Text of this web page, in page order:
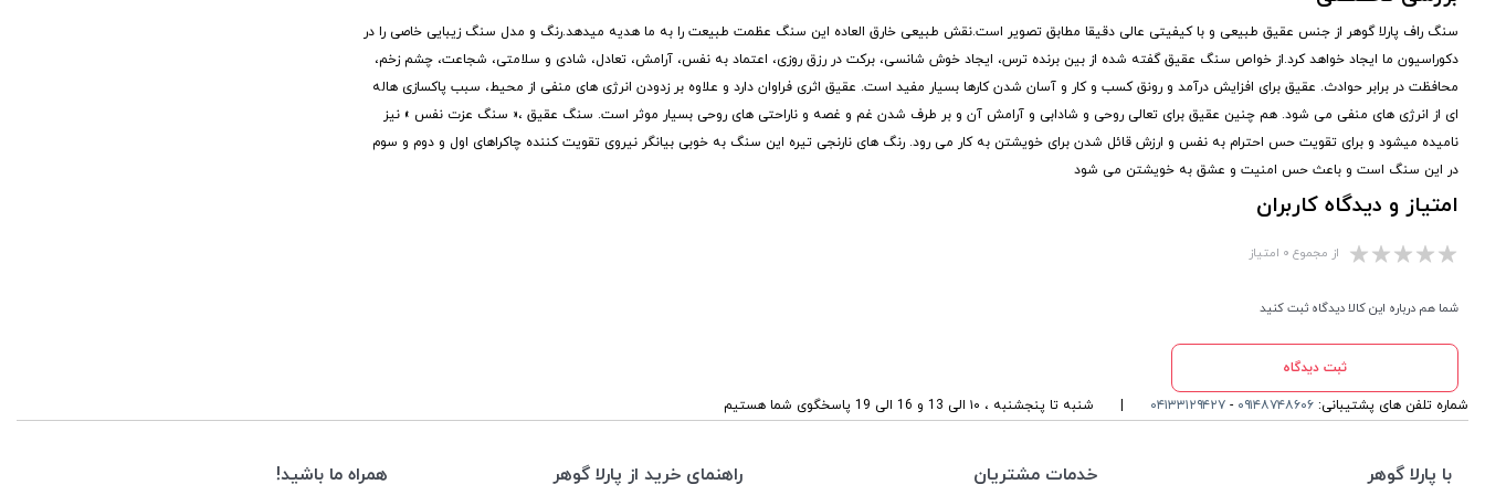
سنگ راف پارلا گوهر از جنس عقیق طبیعی و با کیفیتی عالی دقیقا مطابق تصویر است.نقش طبیعی خارق العاده این سنگ عظمت طبیعت را به ما هدیه میدهد.رنگ و مدل سنگ زیبایی خاصی را در
دکوراسیون ما ایجاد خواهد کرد.از خواص سنگ عقیق گفته شده از بین برنده ترس، ایجاد خوش شانسی، برکت در رزق روزی، اعتماد به نفس، آرامش، تعادل، شادی و سلامتی، شجاعت، چشم زخم،
محافظت در برابر حوادث. عقیق برای افزایش درآمد و رونق کسب و کار و آسان شدن کارها بسیار مفید است. عقیق اثری فراوان دارد و علاوه بر زدودن انرژی های منفی از محیط، سبب پاکسازی هاله
ای از انرژی های منفی می شود. هم چنین عقیق برای تعالی روحی و شادابی و آرامش آن و بر طرف شدن غم و غصه و ناراحتی های روحی بسیار موثر است. سنگ عقیق ،« سنگ عزت نفس » نیز
نامیده میشود و برای تقویت حس احترام به نفس و ارزش قائل شدن برای خویشتن به کار می رود. رنگ های نارنجی تیره این سنگ به خوبی بیانگر نیروی تقویت کننده چاکراهای اول و دوم و سوم
در این سنگ است و باعث حس امنیت و عشق به خویشتن می شود
امتیاز و دیدگاه کاربران
از مجموع ۰ امتیاز
شما هم درباره این کالا دیدگاه ثبت کنید
ثبت دیدگاه
شماره تلفن های پشتیبانی: ۰۹۱۴۸۷۴۸۶۰۶ - ۰۴۱۳۳۱۲۹۴۲۷ شنبه تا پنجشنبه ، ۱۰ الی 13 و 16 الی 19 پاسخگوی شما هستیم
با پارلا گوهر خدمات مشتریان راهنمای خرید از پارلا گوهر همراه ما باشید!